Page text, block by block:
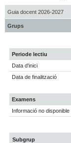
Guia docent 2026-2027
Grups
Periode lectiu
Data d'inici
Data de finalització
Examens
Informació no disponible
Subgrup